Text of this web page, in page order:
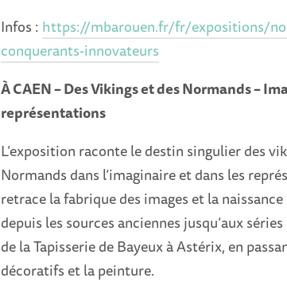
Infos : https://mbarouen.fr/fr/expositions/
conquerants-innovateurs
À CAEN – Des Vikings et des Normands –
représentations
L’exposition raconte le destin singulier des
Normands dans l’imaginaire et dans les
retrace la fabrique des images et la
depuis les sources anciennes jusqu’aux
de la Tapisserie de Bayeux à Astérix, en
décoratifs et la peinture.